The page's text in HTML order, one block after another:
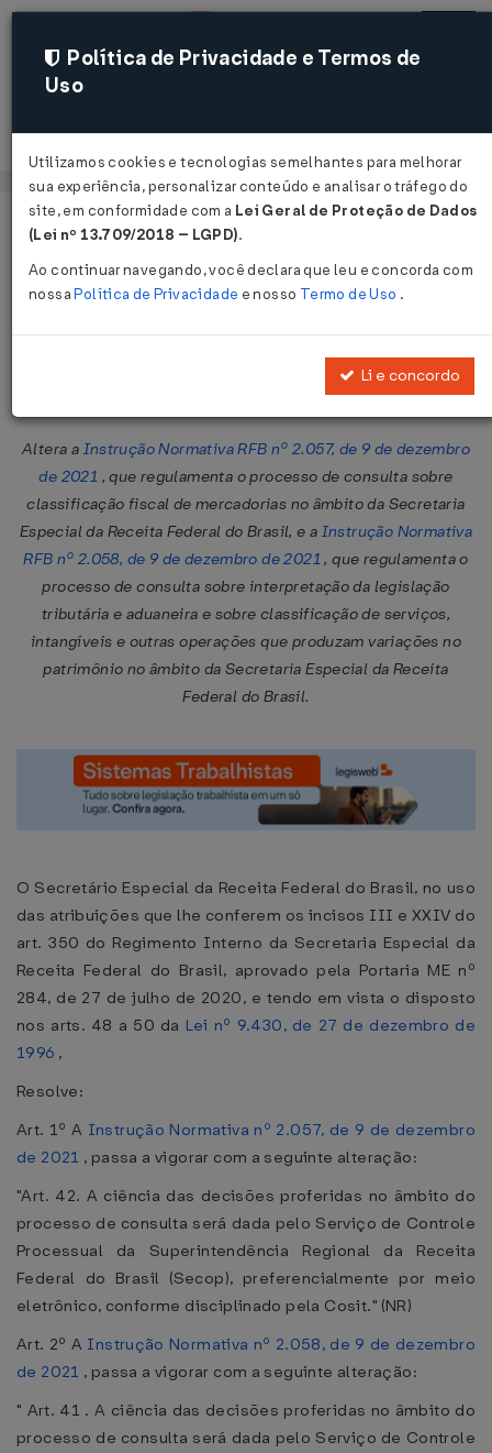
Acessar
Página Inicial Legislações
Instrução Normativa RFB Nº 2076
Altera a Instrução Normativa RFB nº 2.057, de 9 de dezembro
de 2021 , que regulamenta o processo de consulta sobre
classificação fiscal de mercadorias no âmbito da Secretaria
Especial da Receita Federal do Brasil, e a Instrução Normativa
RFB nº 2.058, de 9 de dezembro de 2021, que regulamenta o
processo de consulta sobre interpretação da legislação
tributária e aduaneira e sobre classificação de serviços,
intangíveis e outras operações que produzam variações no
patrimônio no âmbito da Secretaria Especial da Receita
Federal do Brasil.
O Secretário Especial da Receita Federal do Brasil, no uso
das atribuições que lhe conferem os incisos III e XXIV do
art. 350 do Regimento Interno da Secretaria Especial da
Receita Federal do Brasil, aprovado pela Portaria ME nº
284, de 27 de julho de 2020, e tendo em vista o disposto
nos arts. 48 a 50 da Lei nº 9.430, de 27 de dezembro de
1996 ,
Resolve:
Art. 1º A Instrução Normativa nº 2.057, de 9 de dezembro
de 2021 , passa a vigorar com a seguinte alteração:
"Art. 42. A ciência das decisões proferidas no âmbito do
processo de consulta será dada pelo Serviço de Controle
Processual da Superintendência Regional da Receita
Federal do Brasil (Secop), preferencialmente por meio
eletrônico, conforme disciplinado pela Cosit." (NR)
Art. 2º A Instrução Normativa nº 2.058, de 9 de dezembro
de 2021 , passa a vigorar com a seguinte alteração:
" Art. 41 . A ciência das decisões proferidas no âmbito do
processo de consulta será dada pelo Serviço de Controle
Política de Privacidade e Termos de
Uso
Utilizamos cookies e tecnologias semelhantes para melhorar
sua experiência, personalizar conteúdo e analisar o tráfego do
site, em conformidade com a Lei Geral de Proteção de Dados
(Lei nº 13.709/2018 – LGPD).
Ao continuar navegando, você declara que leu e concorda com
nossaPolítica de Privacidade e nosso Termo de Uso .
Li e concordo